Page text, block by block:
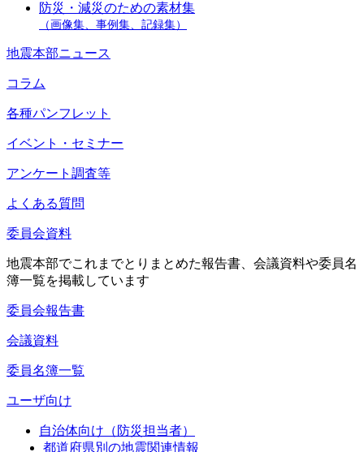
防災・減災のための素材集
（画像集、事例集、記録集）
地震本部ニュース
コラム
各種パンフレット
イベント・セミナー
アンケート調査等
よくある質問
委員会資料
地震本部でこれまでとりまとめた報告書、会議資料や委員名
簿一覧を掲載しています
委員会報告書
会議資料
委員名簿一覧
ユーザ向け
自治体向け（防災担当者）
都道府県別の地震関連情報